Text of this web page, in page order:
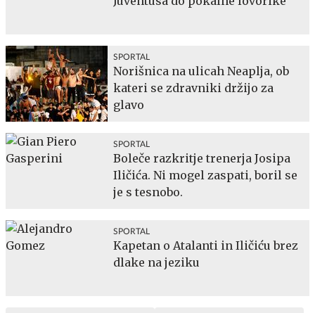
SPORTAL
Norišnica na ulicah Neaplja, ob
kateri se zdravniki držijo za
glavo
SPORTAL
Boleče razkritje trenerja Josipa
Iličića. Ni mogel zaspati, boril se
je s tesnobo.
SPORTAL
Kapetan o Atalanti in Iličiću brez
dlake na jeziku